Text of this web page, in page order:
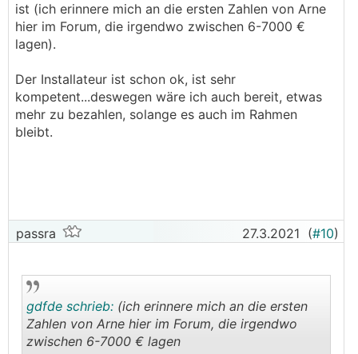
ist (ich erinnere mich an die ersten Zahlen von Arne
hier im Forum, die irgendwo zwischen 6-7000 €
lagen).
Der Installateur ist schon ok, ist sehr
kompetent...deswegen wäre ich auch bereit, etwas
mehr zu bezahlen, solange es auch im Rahmen
bleibt.
passra 27.3.2021 (#10)
gdfde schrieb: (ich erinnere mich an die ersten
Zahlen von Arne hier im Forum, die irgendwo
zwischen 6-7000 € lagen